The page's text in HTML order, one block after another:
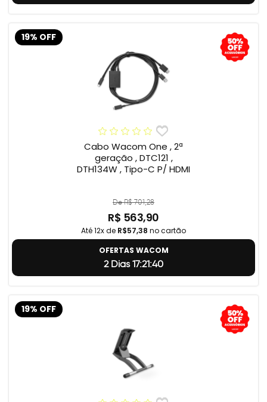
19% OFF
Cabo Wacom One , 2ª
geração , DTC121 ,
DTH134W , Tipo-C P/ HDMI
De R$ 701,28
R$ 563,90
Até 12x de R$57,38 no cartão
OFERTAS WACOM
2 Dias 17:21:39
19% OFF